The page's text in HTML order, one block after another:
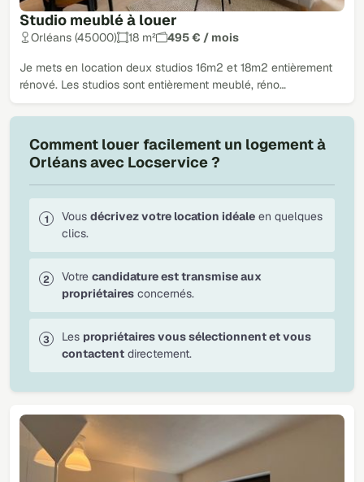
Studio meublé à louer
Orléans (45000) 18 m² 495 € / mois
Je mets en location deux studios 16m2 et 18m2 entièrement
rénové. Les studios sont entièrement meublé, réno…
Comment louer facilement un logement à
Orléans avec Locservice ?
Vous décrivez votre location idéale en quelques
clics.
Votre candidature est transmise aux
propriétaires concernés.
Les propriétaires vous sélectionnent et vous
contactent directement.